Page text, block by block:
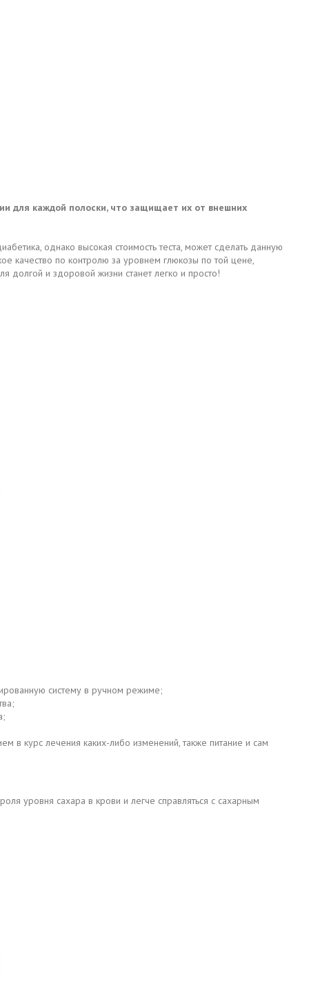
для каждой полоски, что защищает их от внешних
однако высокая стоимость теста, может сделать данную
качество по контролю за уровнем глюкозы по той цене,
долгой и здоровой жизни станет легко и просто!
систему в ручном режиме;
в курс лечения каких-либо изменений, также питание и сам
уровня сахара в крови и легче справляться с сахарным